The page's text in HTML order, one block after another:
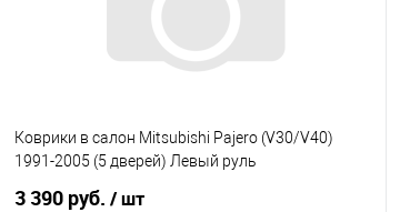
Коврики в салон Mitsubishi Pajero (V30/V40)
1991-2005 (5 дверей) Левый руль
3 390 руб. / шт